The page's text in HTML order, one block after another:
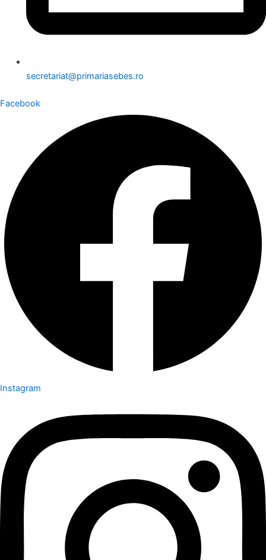
secretariat@primariasebes.ro
Facebook
Instagram